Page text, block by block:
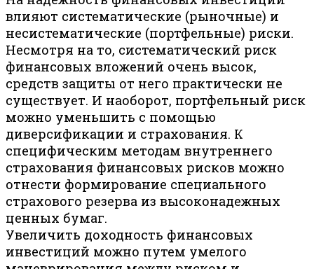
влияют систематические (рыночные) и
несистематические (портфельные) риски.
Несмотря на то, систематический риск
финансовых вложений очень высок,
средств защиты от него практически не
существует. И наоборот, портфельный риск
можно уменьшить с помощью
диверсификации и страхования. К
специфическим методам внутреннего
страхования финансовых рисков можно
отнести формирование специального
страхового резерва из высоконадежных
ценных бумаг.
Увеличить доходность финансовых
инвестиций можно путем умелого